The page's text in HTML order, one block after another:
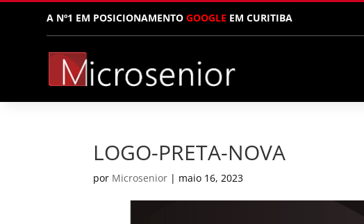
A Nº1 EM POSICIONAMENTOGOOGLE EM CURITIBA
LOGO-PRETA-NOVA
por Microsenior | maio 16, 2023